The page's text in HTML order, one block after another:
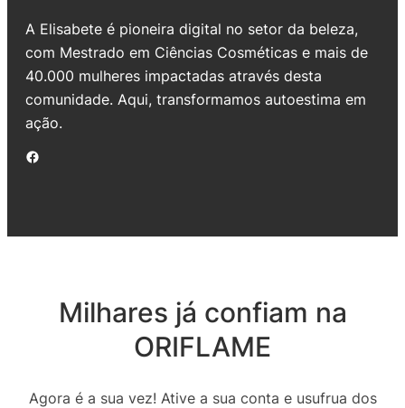
A Elisabete é pioneira digital no setor da beleza,
com Mestrado em Ciências Cosméticas e mais de
40.000 mulheres impactadas através desta
comunidade. Aqui, transformamos autoestima em
ação.
Facebook
Milhares já confiam na
ORIFLAME
Agora é a sua vez! Ative a sua conta e usufrua dos